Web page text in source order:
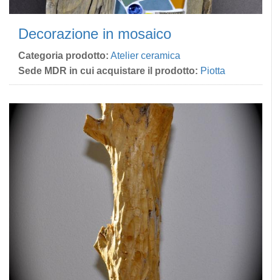
Decorazione in mosaico
Categoria prodotto: Atelier ceramica
Sede MDR in cui acquistare il prodotto: Piotta